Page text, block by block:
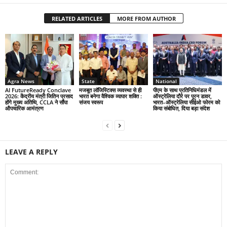
RELATED ARTICLES MORE FROM AUTHOR
Agra News
AI FutureReady Conclave
2026: केंद्रीय मंत्री जितिन प्रसाद
होंगे मुख्य अतिथि, CCLA ने सौंपा
औपचारिक आमंत्रण
State
मजबूत लॉजिस्टिक्स व्यवस्था से ही
भारत बनेगा वैश्विक व्यापार शक्ति :
संजय स्वरूप
National
पीएम के साथ प्रतिनिधिमंडल में
ऑस्ट्रेलिया दौरे पर पूरन डावर,
भारत–ऑस्ट्रेलिया सीईओ फोरम को
किया संबोधित, दिया बड़ा संदेश
LEAVE A REPLY